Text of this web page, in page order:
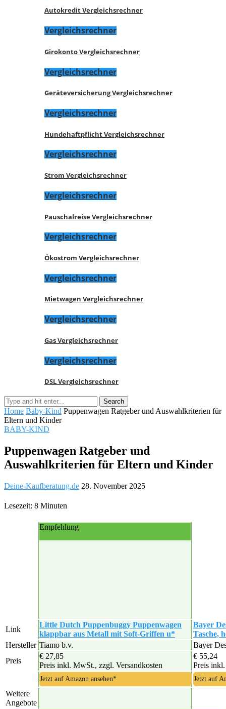
Autokredit Vergleichsrechner
Vergleichsrechner
Girokonto Vergleichsrechner
Vergleichsrechner
Geräteversicherung Vergleichsrechner
Vergleichsrechner
Hundehaftpflicht Vergleichsrechner
Vergleichsrechner
Strom Vergleichsrechner
Vergleichsrechner
Pauschalreise Vergleichsrechner
Vergleichsrechner
Ökostrom Vergleichsrechner
Vergleichsrechner
Mietwagen Vergleichsrechner
Vergleichsrechner
Gas Vergleichsrechner
Vergleichsrechner
DSL Vergleichsrechner
Home Baby-Kind Puppenwagen Ratgeber und Auswahlkriterien für
Eltern und Kinder
BABY-KIND
Puppenwagen Ratgeber und
Auswahlkriterien für Eltern und Kinder
Deine-Kaufberatung.de 28. November 2025
Lesezeit: 8 Minuten
Empfehlung
Link
Little Dutch Puppenbuggy Puppenwagen
klappbar aus Metall mit Soft-Griffen u*
Bayer
Tasche,
Hersteller Tiamo b.v.
Bayer
Preis
€ 27,85
Preis inkl. MwSt., zzgl. Versandkosten
€ 55,24
Preis
Jetzt auf Amazon ansehen* Jetzt auf
Weitere
Angebote